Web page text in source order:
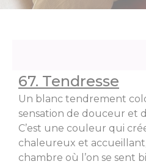
67. Tendresse
Un blanc tendrement
sensation de douceur et
C’est une couleur qui
chaleureux et
chambre où l’on se sent